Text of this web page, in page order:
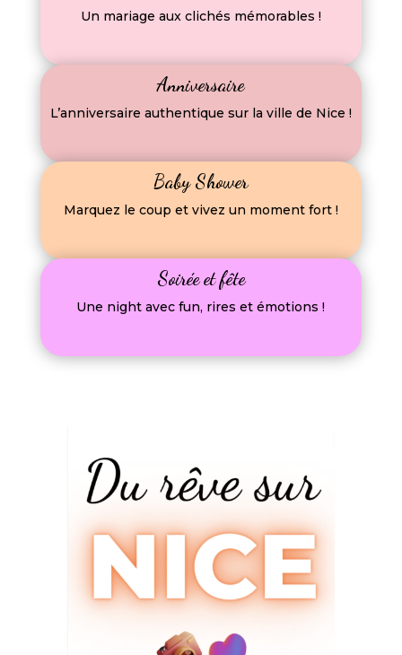
Un mariage aux clichés mémorables !
Anniversaire
L’anniversaire authentique sur la ville de Nice !
Baby Shower
Marquez le coup et vivez un moment fort !
Soirée et fête
Une night avec fun, rires et émotions !